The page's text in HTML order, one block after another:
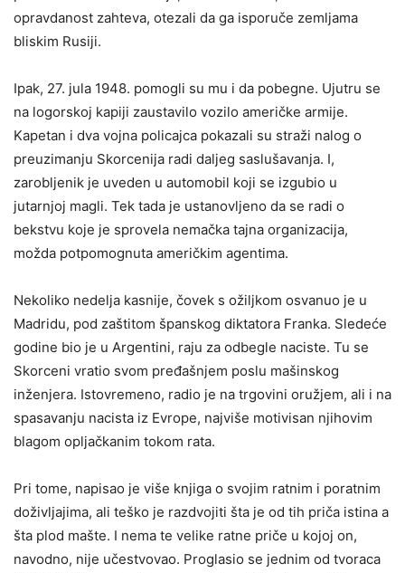
opravdanost zahteva, otezali da ga isporuče zemljama
bliskim Rusiji.
Ipak, 27. jula 1948. pomogli su mu i da pobegne. Ujutru se
na logorskoj kapiji zaustavilo vozilo američke armije.
Kapetan i dva vojna policajca pokazali su straži nalog o
preuzimanju Skorcenija radi daljeg saslušavanja. I,
zarobljenik je uveden u automobil koji se izgubio u
jutarnjoj magli. Tek tada je ustanovljeno da se radi o
bekstvu koje je sprovela nemačka tajna organizacija,
možda potpomognuta američkim agentima.
Nekoliko nedelja kasnije, čovek s ožiljkom osvanuo je u
Madridu, pod zaštitom španskog diktatora Franka. Sledeće
godine bio je u Argentini, raju za odbegle naciste. Tu se
Skorceni vratio svom pređašnjem poslu mašinskog
inženjera. Istovremeno, radio je na trgovini oružjem, ali i na
spasavanju nacista iz Evrope, najviše motivisan njihovim
blagom opljačkanim tokom rata.
Pri tome, napisao je više knjiga o svojim ratnim i poratnim
doživljajima, ali teško je razdvojiti šta je od tih priča istina a
šta plod mašte. I nema te velike ratne priče u kojoj on,
navodno, nije učestvovao. Proglasio se jednim od tvoraca